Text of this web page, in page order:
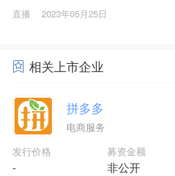
直播 2023年05月25日
相关上市企业
拼多多
电商服务
发行价格
-
募资金额
非公开